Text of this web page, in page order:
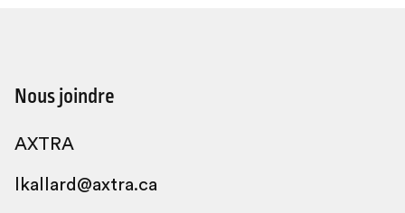
Nous joindre
AXTRA
lkallard@axtra.ca